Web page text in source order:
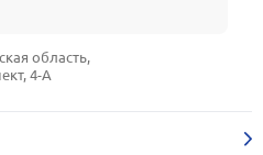
область,
4-А